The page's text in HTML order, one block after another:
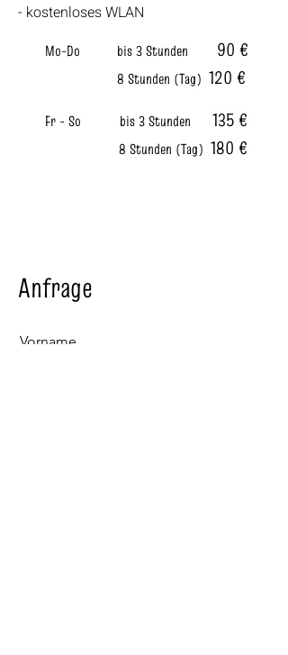
- kostenloses WLAN
Mo-Do bis 3 Stunden 90 €
8 Stunden (Tag) 120 €
Fr - So bis 3 Stunden 135 €
8 Stunden (Tag) 180 €
Anfrage
Vorname